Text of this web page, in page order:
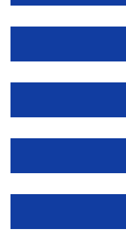
Ürün fiyatı
Bu ürüne